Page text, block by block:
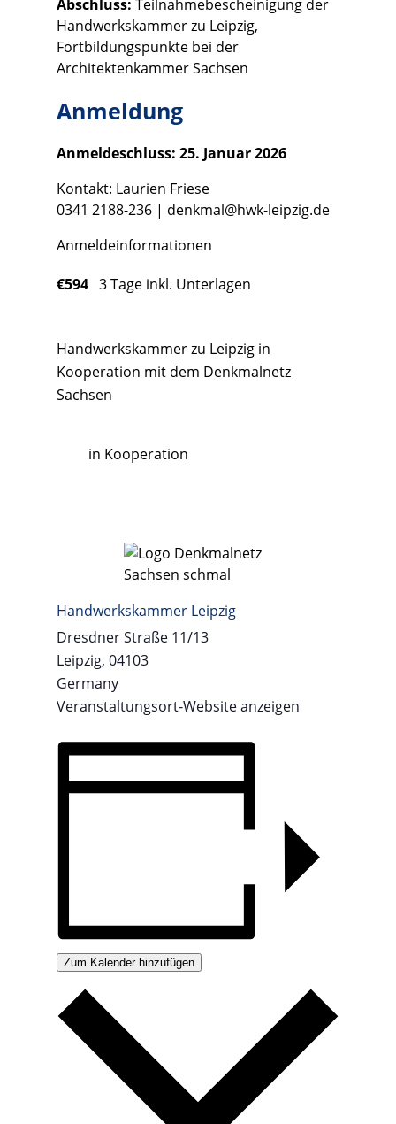
Abschluss: Teilnahmebescheinigung der
Handwerkskammer zu Leipzig,
Fortbildungspunkte bei der
Architektenkammer Sachsen
Anmeldung
Anmeldeschluss: 25. Januar 2026
Kontakt: Laurien Friese
0341 2188-236 | denkmal@hwk-leipzig.de
Anmeldeinformationen
€594 3 Tage inkl. Unterlagen
Handwerkskammer zu Leipzig in
Kooperation mit dem Denkmalnetz
Sachsen
in Kooperation
Handwerkskammer Leipzig
Dresdner Straße 11/13
Leipzig, 04103
Germany
Veranstaltungsort-Website anzeigen
Zum Kalender hinzufügen